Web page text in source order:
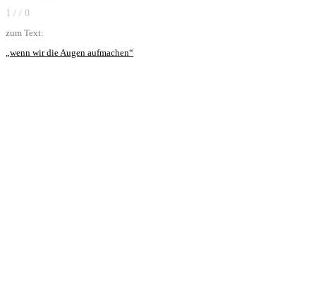
1 / / 0
zum Text:
„wenn wir die Augen aufmachen“